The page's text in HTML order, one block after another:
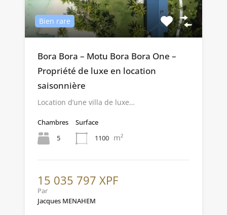
Bien rare
Bora Bora – Motu Bora Bora One –
Propriété de luxe en location
saisonnière
Location d’une villa de luxe…
Chambres
5
Surface
1100 m²
15 035 797 XPF
Par
Jacques MENAHEM